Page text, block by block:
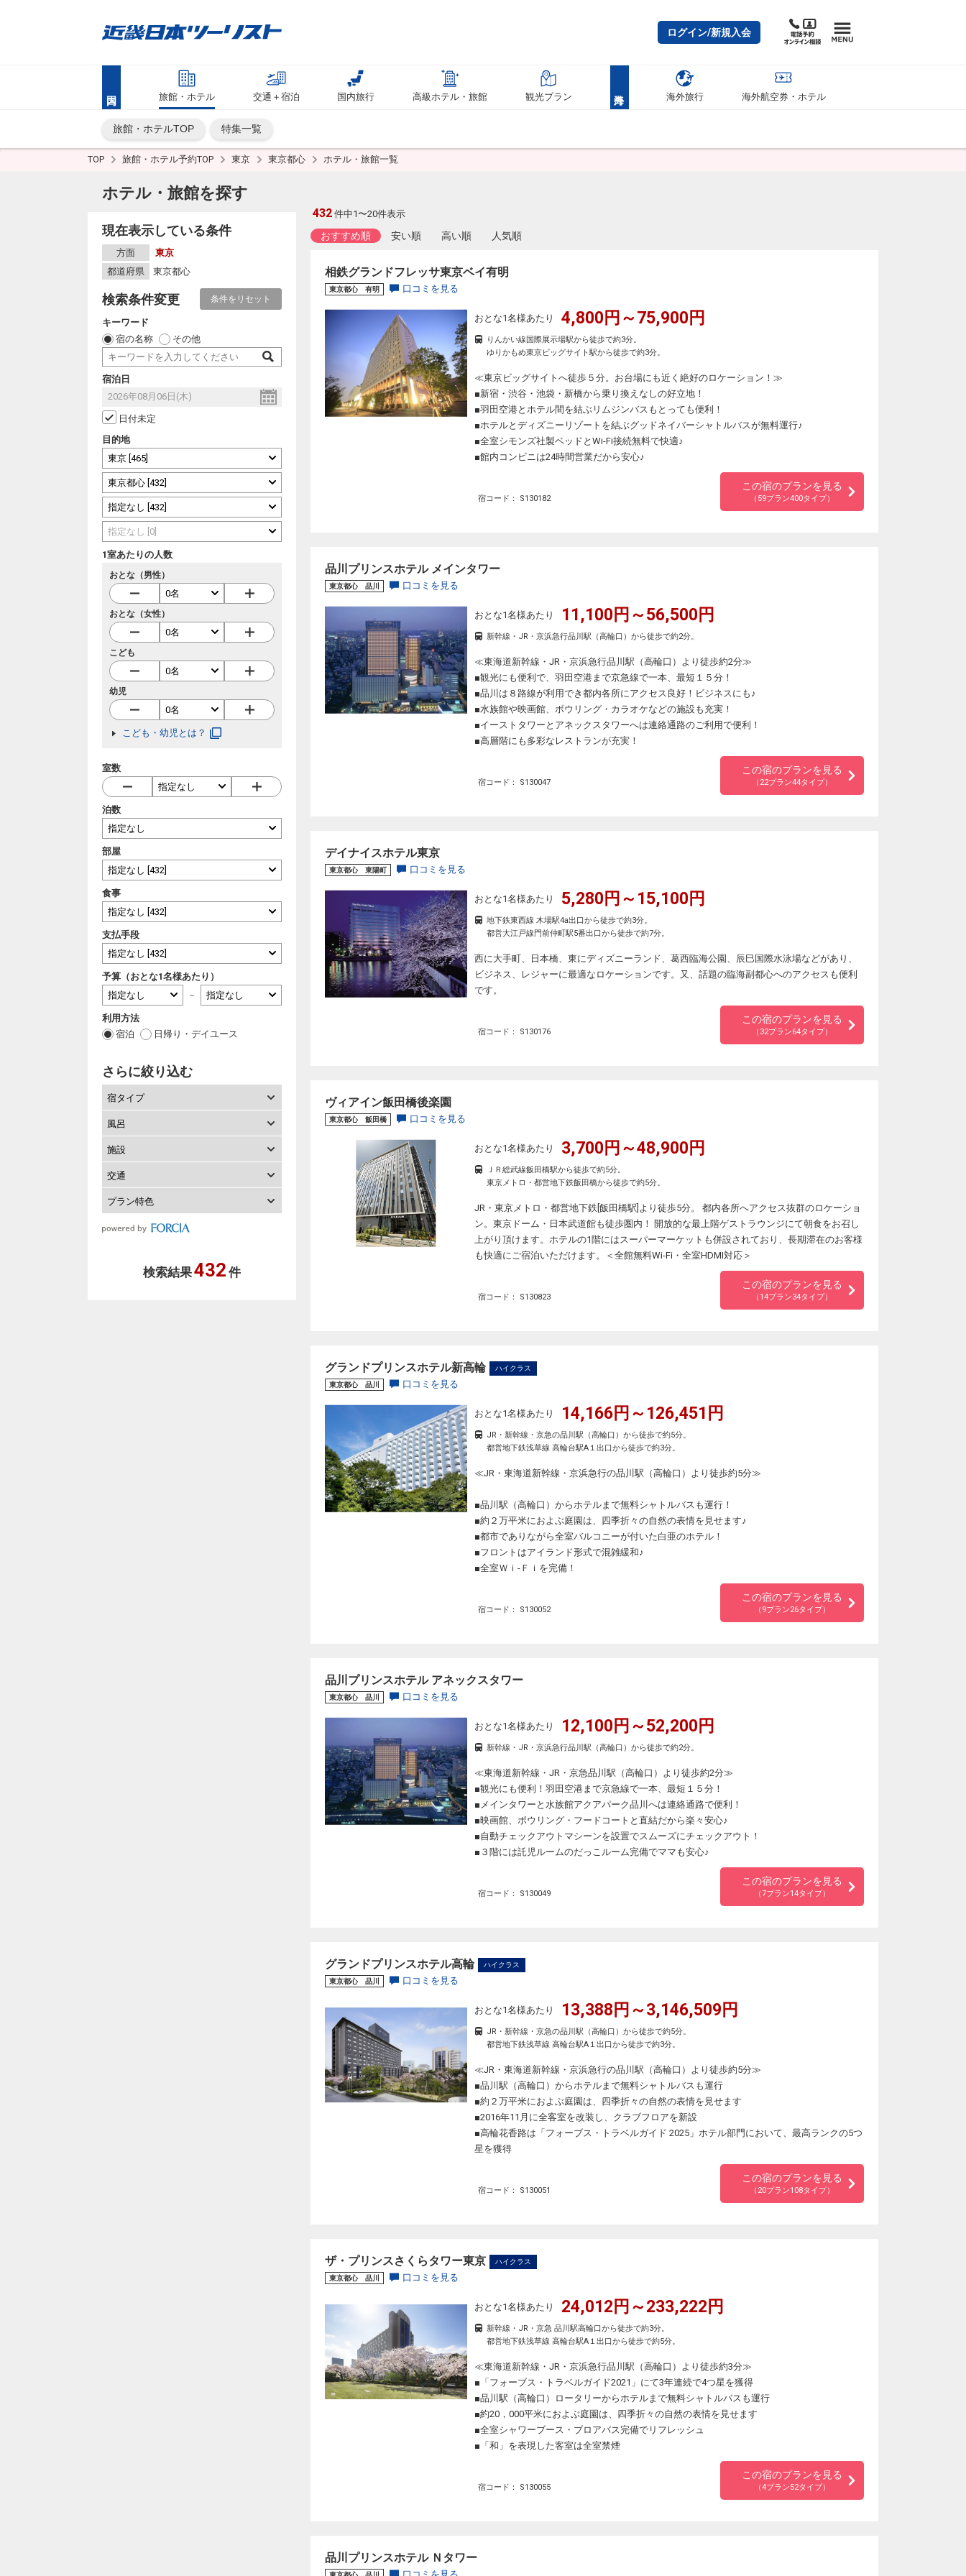
ログイン/新規入会
旅館・ホテル 交通＋宿泊 国内旅行 高級ホテル・旅館 観光プラン 海外旅行 海外航空券・ホテル
旅館・ホテルTOP 特集一覧
TOP 旅館・ホテル予約TOP 東京 東京都心 ホテル・旅館一覧
ホテル・旅館を探す
現在表示している条件
方面
東京
都道府県
東京都心
検索条件変更 条件をリセット
キーワード
宿の名称
その他
宿泊日
日付未定
目的地
1室あたりの人数
おとな（男性）
おとな（女性）
こども
幼児
こども・幼児とは？
室数
泊数
部屋
食事
支払手段
予算（おとな1名様あたり）
～
利用方法
宿泊
日帰り・デイユース
さらに絞り込む
宿タイプ
風呂
施設
交通
プラン特色
検索結果432 件
432 件中1〜20件表示
おすすめ順 安い順 高い順 人気順
相鉄グランドフレッサ東京ベイ有明
東京都心 有明 口コミを見る
おとな1名様あたり 4,800円～75,900円
りんかい線国際展示場駅から徒歩で約3分。
ゆりかもめ東京ビッグサイト駅から徒歩で約3分。
≪東京ビッグサイトへ徒歩５分。お台場にも近く絶好のロケーション！≫
■新宿・渋谷・池袋・新橋から乗り換えなしの好立地！
■羽田空港とホテル間を結ぶリムジンバスもとっても便利！
■ホテルとディズニーリゾートを結ぶグッドネイバーシャトルバスが無料運行♪
■全室シモンズ社製ベッドとWi-Fi接続無料で快適♪
■館内コンビニは24時間営業だから安心♪
宿コード： S130182
この宿のプランを見る
（59プラン400タイプ）
品川プリンスホテル メインタワー
東京都心 品川 口コミを見る
おとな1名様あたり 11,100円～56,500円
新幹線・JR・京浜急行品川駅（高輪口）から徒歩で約2分。
≪東海道新幹線・JR・京浜急行品川駅（高輪口）より徒歩約2分≫
■観光にも便利で、羽田空港まで京急線で一本、最短１５分！
■品川は８路線が利用でき都内各所にアクセス良好！ビジネスにも♪
■水族館や映画館、ボウリング・カラオケなどの施設も充実！
■イーストタワーとアネックスタワーへは連絡通路のご利用で便利！
■高層階にも多彩なレストランが充実！
宿コード： S130047
この宿のプランを見る
（22プラン44タイプ）
デイナイスホテル東京
東京都心 東陽町 口コミを見る
おとな1名様あたり 5,280円～15,100円
地下鉄東西線 木場駅4a出口から徒歩で約3分。
都営大江戸線門前仲町駅5番出口から徒歩で約7分。
西に大手町、日本橋、東にディズニーランド、葛西臨海公園、辰巳国際水泳場などがあり、
ビジネス、レジャーに最適なロケーションです。又、話題の臨海副都心へのアクセスも便利
です。
宿コード： S130176
この宿のプランを見る
（32プラン64タイプ）
ヴィアイン飯田橋後楽園
東京都心 飯田橋 口コミを見る
おとな1名様あたり 3,700円～48,900円
ＪＲ総武線飯田橋駅から徒歩で約5分。
東京メトロ・都営地下鉄飯田橋から徒歩で約5分。
JR・東京メトロ・都営地下鉄[飯田橋駅]より徒歩5分。 都内各所へアクセス抜群のロケーショ
ン。東京ドーム・日本武道館も徒歩圏内！ 開放的な最上階ゲストラウンジにて朝食をお召し
上がり頂けます。ホテルの1階にはスーパーマーケットも併設されており、長期滞在のお客様
も快適にご宿泊いただけます。＜全館無料Wi-Fi・全室HDMI対応＞
宿コード： S130823
この宿のプランを見る
（14プラン34タイプ）
グランドプリンスホテル新高輪 ハイクラス
東京都心 品川 口コミを見る
おとな1名様あたり 14,166円～126,451円
JR・新幹線・京急の品川駅（高輪口）から徒歩で約5分。
都営地下鉄浅草線 高輪台駅A１出口から徒歩で約3分。
≪JR・東海道新幹線・京浜急行の品川駅（高輪口）より徒歩約5分≫
■品川駅（高輪口）からホテルまで無料シャトルバスも運行！
■約２万平米におよぶ庭園は、四季折々の自然の表情を見せます♪
■都市でありながら全室バルコニーが付いた白亜のホテル！
■フロントはアイランド形式で混雑緩和♪
■全室Ｗｉ-Ｆｉを完備！
宿コード： S130052
この宿のプランを見る
（9プラン26タイプ）
品川プリンスホテル アネックスタワー
東京都心 品川 口コミを見る
おとな1名様あたり 12,100円～52,200円
新幹線・JR・京浜急行品川駅（高輪口）から徒歩で約2分。
≪東海道新幹線・JR・京急品川駅（高輪口）より徒歩約2分≫
■観光にも便利！羽田空港まで京急線で一本、最短１５分！
■メインタワーと水族館アクアパーク品川へは連絡通路で便利！
■映画館、ボウリング・フードコートと直結だから楽々安心♪
■自動チェックアウトマシーンを設置でスムーズにチェックアウト！
■３階には託児ルームのだっこルーム完備でママも安心♪
宿コード： S130049
この宿のプランを見る
（7プラン14タイプ）
グランドプリンスホテル高輪 ハイクラス
東京都心 品川 口コミを見る
おとな1名様あたり 13,388円～3,146,509円
JR・新幹線・京急の品川駅（高輪口）から徒歩で約5分。
都営地下鉄浅草線 高輪台駅A１出口から徒歩で約3分。
≪JR・東海道新幹線・京浜急行の品川駅（高輪口）より徒歩約5分≫
■品川駅（高輪口）からホテルまで無料シャトルバスも運行
■約２万平米におよぶ庭園は、四季折々の自然の表情を見せます
■2016年11月に全客室を改装し、クラブフロアを新設
■高輪花香路は「フォーブス・トラベルガイド 2025」ホテル部門において、最高ランクの5つ
星を獲得
宿コード： S130051
この宿のプランを見る
（20プラン108タイプ）
ザ・プリンスさくらタワー東京 ハイクラス
東京都心 品川 口コミを見る
おとな1名様あたり 24,012円～233,222円
新幹線・JR・京急 品川駅高輪口から徒歩で約3分。
都営地下鉄浅草線 高輪台駅A１出口から徒歩で約5分。
≪東海道新幹線・JR・京浜急行品川駅（高輪口）より徒歩約3分≫
■「フォーブス・トラベルガイド2021」にて3年連続で4つ星を獲得
■品川駅（高輪口）ロータリーからホテルまで無料シャトルバスも運行
■約20，000平米におよぶ庭園は、四季折々の自然の表情を見せます
■全室シャワーブース・ブロアバス完備でリフレッシュ
■「和」を表現した客室は全室禁煙
宿コード： S130055
この宿のプランを見る
（4プラン52タイプ）
品川プリンスホテル Ｎタワー